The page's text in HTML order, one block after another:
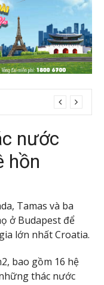
nước
hồn
Tamas và ba
ở Budapest để
lớn nhất Croatia.
bao gồm 16 hệ
thác nước